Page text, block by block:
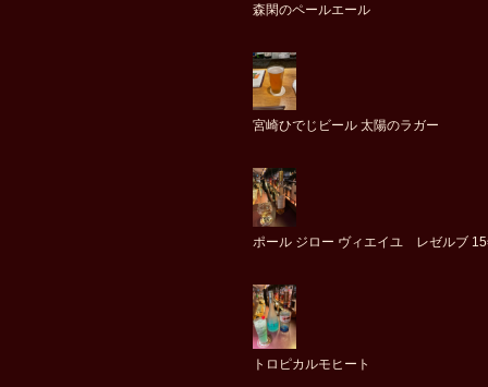
森閑のペールエール
宮崎ひでじビール 太陽のラガー
ポール ジロー ヴィエイユ レゼルブ
トロピカルモヒート